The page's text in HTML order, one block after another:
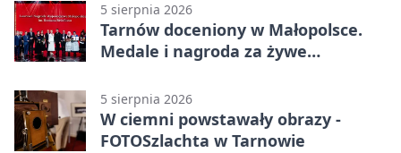
5 sierpnia 2026
Tarnów doceniony w Małopolsce.
Medale i nagroda za żywe
5 sierpnia 2026
W ciemni powstawały obrazy -
FOTOSzlachta w Tarnowie